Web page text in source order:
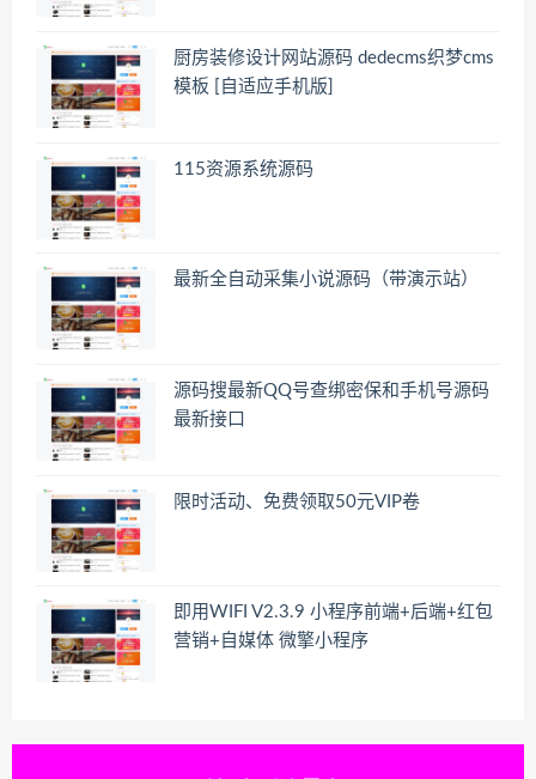
厨房装修设计网站源码 dedecms织梦cms
模板 [自适应手机版]
115资源系统源码
最新全自动采集小说源码（带演示站）
源码搜最新QQ号查绑密保和手机号源码
最新接口
限时活动、免费领取50元VIP卷
即用WIFI V2.3.9 小程序前端+后端+红包
营销+自媒体 微擎小程序